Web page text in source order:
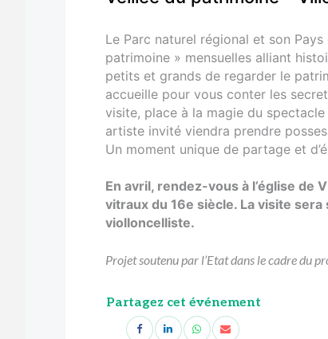
Le Parc naturel régional et son
patrimoine » mensuelles alliant
petits et grands de regarder le
accueille pour vous conter les
visite, place à la magie du
artiste invité viendra prendre
Un moment unique de partage et
En avril, rendez-vous à l’église
vitraux du 16e siècle. La visite
violloncelliste.
Projet soutenu par l’Etat dans le cadre du
Partagez cet événement